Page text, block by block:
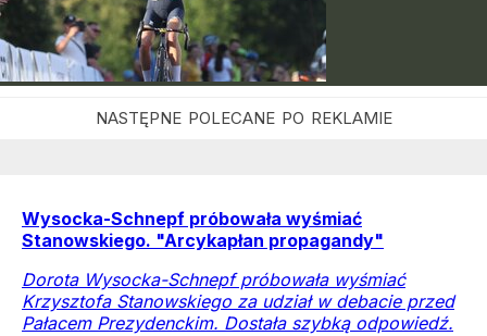
Wysocka-Schnepf próbowała wyśmiać
Stanowskiego. "Arcykapłan propagandy"
Dorota Wysocka-Schnepf próbowała wyśmiać
Krzysztofa Stanowskiego za udział w debacie przed
Pałacem Prezydenckim. Dostała szybką odpowiedź.